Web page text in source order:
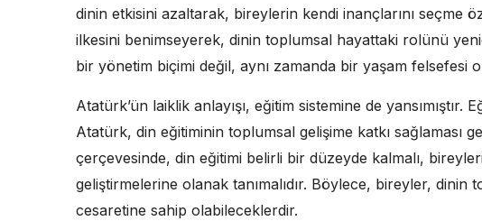
dinin etkisini azaltarak, bireylerin kendi inançlarını seçme
ilkesini benimseyerek, dinin toplumsal hayattaki rolünü
bir yönetim biçimi değil, aynı zamanda bir yaşam felsefesi
Atatürk’ün laiklik anlayışı, eğitim sistemine de yansımıştır.
Atatürk, din eğitiminin toplumsal gelişime katkı sağlaması
çerçevesinde, din eğitimi belirli bir düzeyde kalmalı,
geliştirmelerine olanak tanımalıdır. Böylece, bireyler,
cesaretine sahip olabileceklerdir.